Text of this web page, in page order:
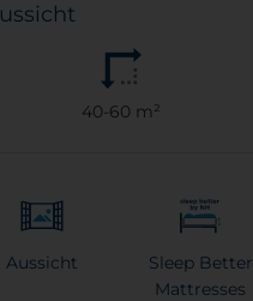
40-60 m²
Aussicht
Sleep Better
Mattresses